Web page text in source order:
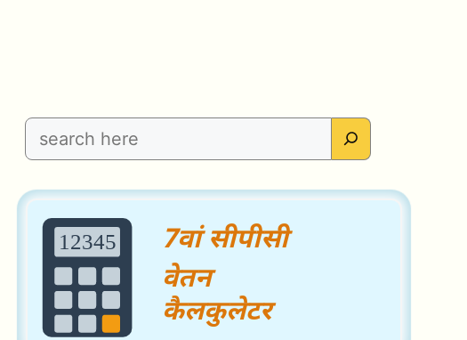
Search